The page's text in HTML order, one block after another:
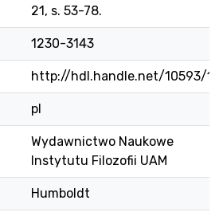
21, s. 53-78.
1230-3143
http://hdl.handle.net/10593/
pl
Wydawnictwo Naukowe
Instytutu Filozofii UAM
Humboldt